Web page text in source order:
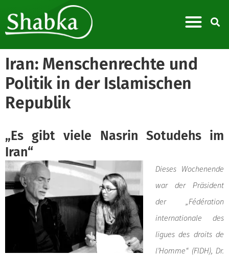
Iran: Menschenrechte und
Politik in der Islamischen
Republik
„Es gibt viele Nasrin Sotudehs im
Iran“
Dieses Wochenende
war der Präsident
der „Fédération
internationale des
ligues des droits de
l’Homme“ (FIDH), Dr.